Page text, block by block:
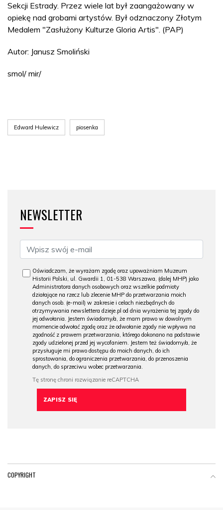
Sekcji Estrady. Przez wiele lat był zaangażowany w
opiekę nad grobami artystów. Był odznaczony Złotym
Medalem "Zasłużony Kulturze Gloria Artis". (PAP)
Autor: Janusz Smoliński
smol/ mir/
Edward Hulewicz piosenka
NEWSLETTER
Oświadczam, że wyrażam zgodę oraz upoważniam Muzeum
Historii Polski, ul. Gwardii 1, 01-538 Warszawa, (dalej MHP) jako
Administratora danych osobowych oraz wszelkie podmioty
działające na rzecz lub zlecenie MHP do przetwarzania moich
danych osob. (e-mail) w zakresie i celach niezbędnych do
otrzymywania newslettera dzieje.pl od dnia wyrażenia tej zgody do
jej odwołania. Jestem świadomy/a, że mam prawo w dowolnym
momencie odwołać zgodę oraz że odwołanie zgody nie wpływa na
zgodność z prawem przetwarzania, którego dokonano na podstawie
zgody udzielonej przed jej wycofaniem. Jestem też świadomy/a, że
przysługuje mi prawo dostępu do moich danych, do ich
sprostowania, do ograniczenia przetwarzania, do przenoszenia
danych, do sprzeciwu wobec przetwarzania.
COPYRIGHT